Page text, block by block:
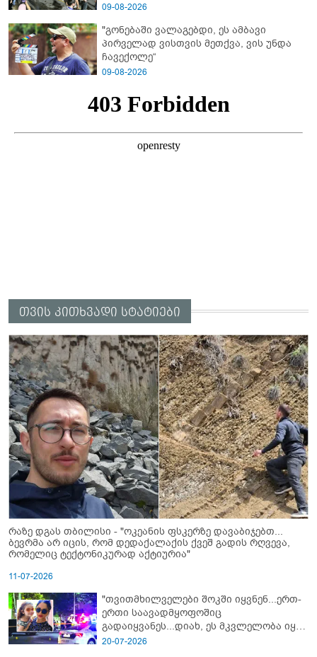
09-08-2026
"გონებაში ვალაგებდი, ეს ამბავი
პირველად ვისთვის მეთქვა, ვის უნდა
ჩავექოლე“
09-08-2026
თვის კითხვადი სტატიები
რაზე დგას თბილისი - "ოკეანის ფსკერზე დავაბიჯებთ...
ბევრმა არ იცის, რომ დედაქალაქის ქვეშ გადის რღვევა,
რომელიც ტექტონიკურად აქტიურია"
11-07-2026
"თვითმხილველები შოკში იყვნენ...ერთ-
ერთი საავადმყოფოშიც
გადაიყვანეს...დიახ, ეს მკვლელობა იყო"
- გორში დატრიალებული ტრაგედიის
20-07-2026